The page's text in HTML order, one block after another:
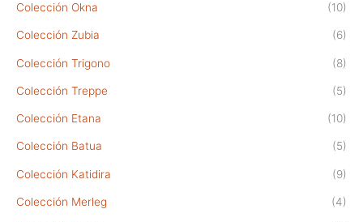
Colección Okna (10)
Colección Zubia (6)
Colección Trigono (8)
Colección Treppe (5)
Colección Etana (10)
Colección Batua (5)
Colección Katidira (9)
Colección Merleg (4)